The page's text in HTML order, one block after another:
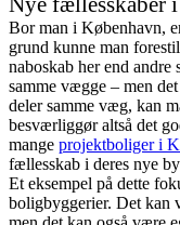
Bor man i København,
grund kunne man
naboskab her end andre
samme vægge – men
deler samme væg, kan
besværliggør altså det
mange projektboliger i
fællesskab i deres nye
Et eksempel på dette
boligbyggerier. Det kan